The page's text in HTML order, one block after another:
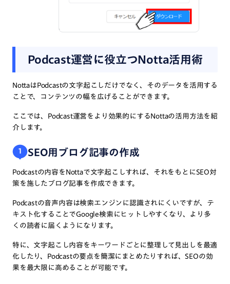
Podcast運営に役立つNotta活用術
NottaはPodcastの文字起こしだけでなく、そのデータを活用する
ことで、コンテンツの幅を広げることができます。
ここでは、Podcast運営をより効果的にするNottaの活用方法を紹
介します。
1 SEO用ブログ記事の作成
Podcastの内容をNottaで文字起こしすれば、それをもとにSEO対
策を施したブログ記事を作成できます。
Podcastの音声内容は検索エンジンに認識されにくいですが、テ
キスト化することでGoogle検索にヒットしやすくなり、より多
くの読者に届くようになります。
特に、文字起こし内容をキーワードごとに整理して見出しを最適
化したり、Podcastの要点を簡潔にまとめたりすれば、SEOの効
果を最大限に高めることが可能です。